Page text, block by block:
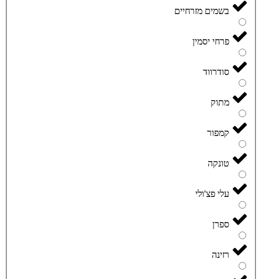
בשמים מזרחיים
פרחי יסמין
סודרווד
מתוק
קמפור
טונקה
עלי פצ'ולי
ספרן
רזינה